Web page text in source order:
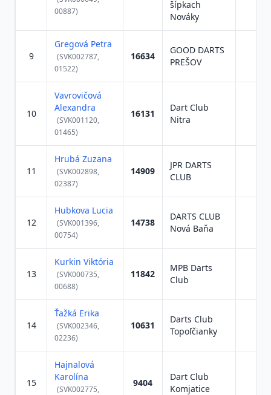
00887)
šípkach
Nováky
9
Gregová Petra
(SVK002787,
01522)
16634
GOOD DARTS
PREŠOV
10
Vavrovičová
Alexandra
(SVK001120,
01465)
16131
Dart Club
Nitra
11
Hrubá Zuzana
(SVK002898,
02387)
14909
JPR DARTS
CLUB
12
Hubkova Lucia
(SVK001396,
00754)
14738
DARTS CLUB
Nová Baňa
13
Kurkin Viktória
(SVK000735,
00688)
11842
MPB Darts
Club
14
Ťažká Erika
(SVK002346,
02236)
10631
Darts Club
Topoľčianky
15
Hajnalová
Karolína
(SVK002775,
9404
Dart Club
Komjatice